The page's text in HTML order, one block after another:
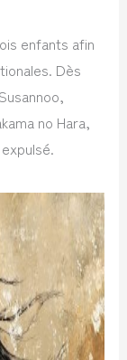
enfants afin
Dès
no Hara,